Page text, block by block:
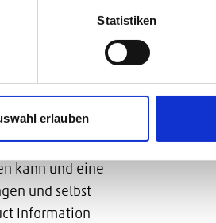
Statistiken
erlauben
DAM stellen sicher,
synchronisiert werden.
den Anforderungen
zu finden, das
kann und eine
und selbst
Information